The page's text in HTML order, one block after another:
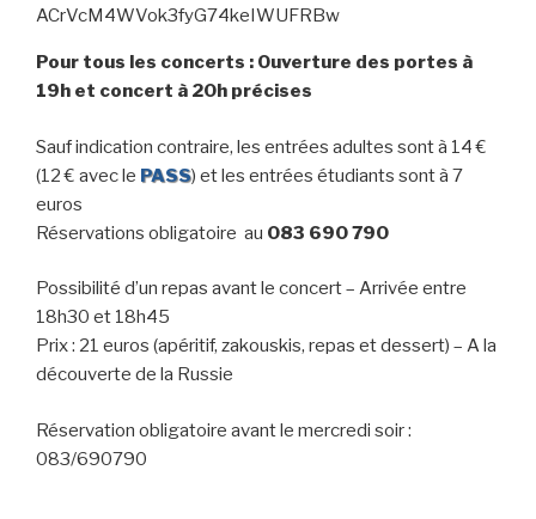
ACrVcM4WVok3fyG74keIWUFRBw
Pour tous les concerts : Ouverture des portes à
19h et concert à 20h précises
Sauf indication contraire, les entrées adultes sont à 14 €
(12 € avec le PASS) et les entrées étudiants sont à 7
euros
Réservations obligatoire au 083 690 790
Possibilité d’un repas avant le concert – Arrivée entre
18h30 et 18h45
Prix : 21 euros (apéritif, zakouskis, repas et dessert) – A la
découverte de la Russie
Réservation obligatoire avant le mercredi soir :
083/690790